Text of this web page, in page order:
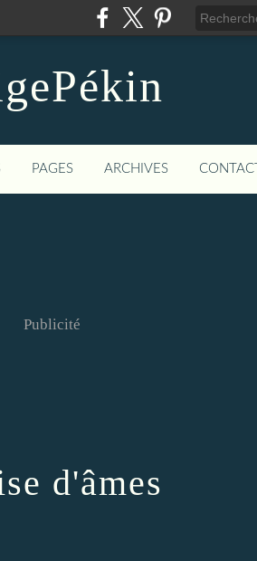
PAGES ARCHIVES CONTACT
Publicité
d'âmes